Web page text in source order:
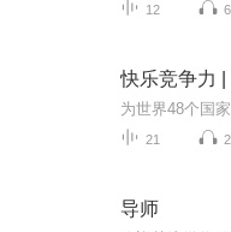
12
快乐竞争力
21
导师